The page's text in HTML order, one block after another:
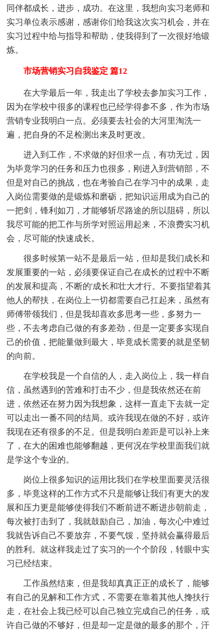
同伴都成长，进步，成功。在这里，我想向实习老师和
实习单位表示感谢，感谢你们给我这次实习机会，并在
实习过程中给与指导和帮助，使我得到了一次很好地锻
炼。
市场营销实习自我鉴定 篇12
在大学最后一年，我走出了学校去参加实习工作，
因为在学校中很多的课程也已经学得参不多，作为市场
营销专业我明白一点。必须要去社会的大河里淘洗一
遍，把自身的不足检测出来及时更改。
进入到工作，不求做的好但求一点，有功无过，因
为毕竟学习的任务和压力也很多，刚进入到营销部，不
但是对自己的挑战，也在考验自己在学习中的成果，走
入岗位需要做的是锻炼和磨砺，把知识运用成为自己的
一把剑，锋利如刀，才能够斩尽路途的所以阻碍，所以
我尽可能的把工作与所学对照运用起来，不浪费实习机
会，尽可能的快速成长。
很多时候第一站不是最后一站，但却是我们成长和
发展重要的一站，必须要保证自己在成长的过程中不断
的发展和提高，不断的'成长和壮大才行。不要指望着其
他人的帮扶，在岗位上一切都需要自己扛起来，虽然有
师傅带领我们，但是我却喜欢多思考一些，多努力一
些，不去考虑自己做的有多差劲，但是一定要多实现自
己的价值，把能量做到最大，毕竟成长需要的就是坚韧
的向前。
在学校我是一个自信的人，走入岗位上，我一样自
信，虽然遇到的苦难和打击不少，但是我依然还在前
进，依然还在努力因为我想象，这样一直走下去就一定
可以走出一番不同的结局。或许我现在做的不好，或许
我现在还有很多的不足。但是我明白差距是可以补上来
了，在大的困难也能够翻越，更何况在学校里面我们就
是学这个专业的。
岗位上很多知识的运用比我们在学校里面要灵活很
多，毕竟这样的工作方式不只是能够让我们有更大的发
展和压力更是能够使得我们不断前进不断进步朝前走，
每次被打击到了，我就鼓励自己，加油，每次心中难过
我就告诉自己不要放弃，不要气馁，坚持就会赢得最后
的胜利。就这样我走过了实习的一个个阶段，转眼中实
习已经结束。
工作虽然结束，但是我却真真正正的成长了，能够
有自己的见解和工作方式，不需要在靠着其他人搀扶行
走，在社会上我已经可以自己独立完成自己的任务，或
许自己做的不够好，但是却一定是做的最多的那个，汗